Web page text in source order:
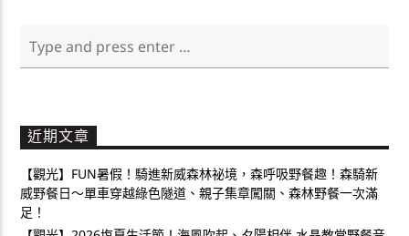
近期文章
【觀光】FUN暑假！騎進新威森林祕境，森呼吸野餐趣！森騎新
威野餐日～單車穿越綠色隧道、親子集章闖關、森林野餐一次滿
足！